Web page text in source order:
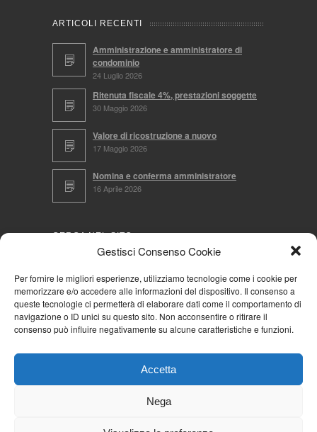
Gestisci Consenso Cookie
Per fornire le migliori esperienze, utilizziamo tecnologie come i cookie per
memorizzare e/o accedere alle informazioni del dispositivo. Il consenso a
queste tecnologie ci permetterà di elaborare dati come il comportamento di
navigazione o ID unici su questo sito. Non acconsentire o ritirare il
consenso può influire negativamente su alcune caratteristiche e funzioni.
Accetta
Nega
ARTICOLI RECENTI
Amministrazione e amministratore di
condominio
24 Luglio 2026
Ritenuta fiscale 4%, prestazioni soggette
30 Maggio 2026
Valore di ricostruzione a nuovo
17 Maggio 2026
Nomina e conferma amministratore
16 Aprile 2026
CERCA NEL SITO
NAVIGA PER
Mappa completa
Cookie Policy (UE)
Iscriviti alla Community AziendaCondominio